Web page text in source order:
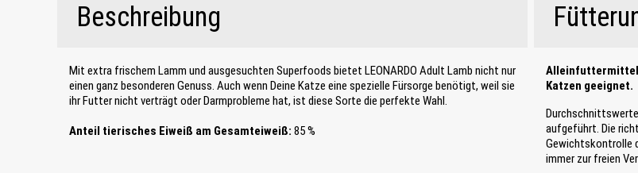
Beschreibung
Mit extra frischem Lamm und ausgesuchten Superfoods bietet LEONARDO Adult Lamb nicht nur
einen ganz besonderen Genuss. Auch wenn Deine Katze eine spezielle Fürsorge benötigt, weil sie
ihr Futter nicht verträgt oder Darmprobleme hat, ist diese Sorte die perfekte Wahl.
Anteil tierisches Eiweiß am Gesamteiweiß: 85 %
Alleinfuttermittel
Katzen geeignet.
aufgeführt. Die
Gewichtskontrolle
immer zur freien